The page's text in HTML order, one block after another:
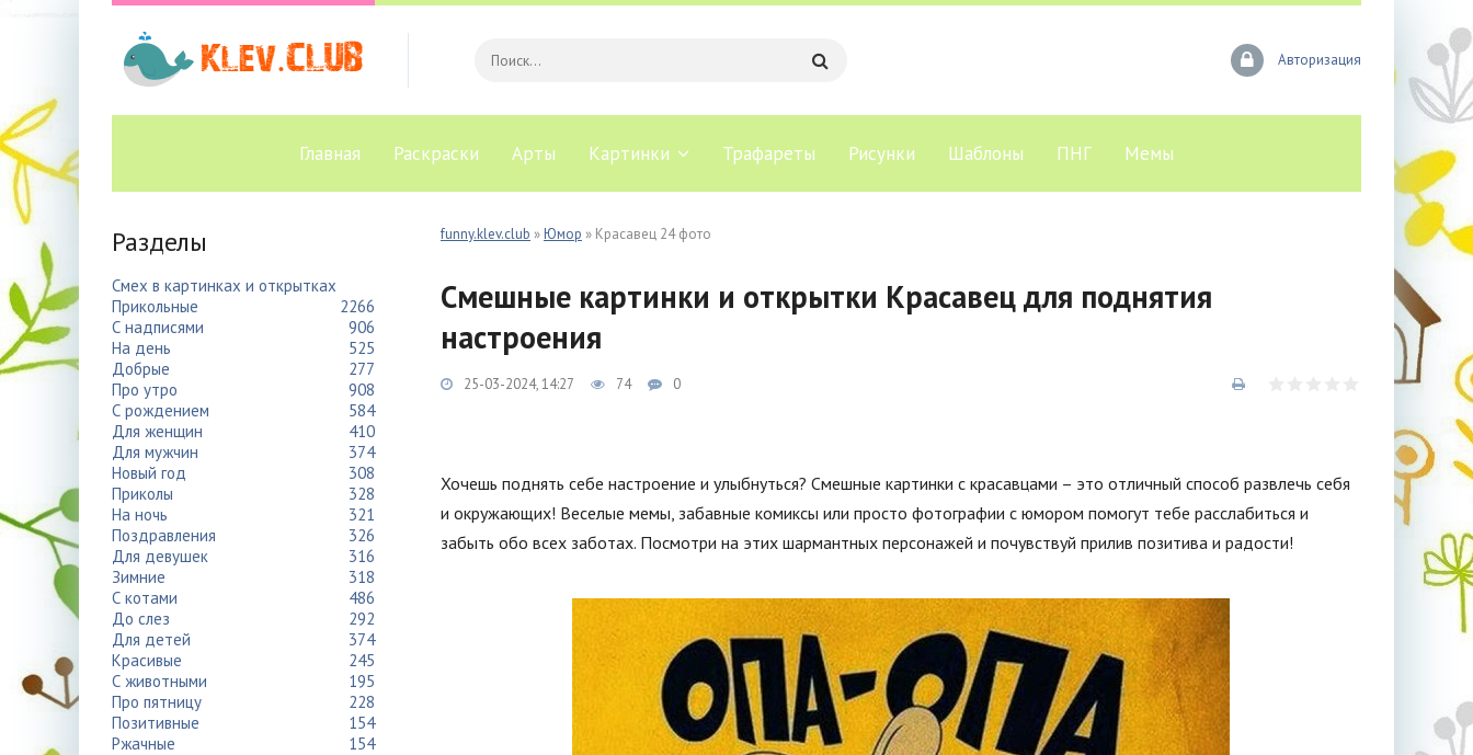
Авторизация
Главная Раскраски Арты Картинки Трафареты Рисунки Шаблоны ПНГ Мемы
funny.klev.club »Юмор » Красавец 24 фото
Смешные картинки и открытки Красавец для поднятия
настроения
25-03-2024, 14:27 74 0
Хочешь поднять себе настроение и улыбнуться? Смешные картинки с красавцами – это отличный способ развлечь себя
и окружающих! Веселые мемы, забавные комиксы или просто фотографии с юмором помогут тебе расслабиться и
забыть обо всех заботах. Посмотри на этих шармантных персонажей и почувствуй прилив позитива и радости!
Разделы
Смех в картинках и открытках
Прикольные
2266
С надписями
906
На день
525
Добрые
277
Про утро
908
С рождением
584
Для женщин
410
Для мужчин
374
Новый год
308
Приколы
328
На ночь
321
Поздравления
326
Для девушек
316
Зимние
318
С котами
486
До слез
292
Для детей
374
Красивые
245
С животными
195
Про пятницу
228
Позитивные
154
Ржачные
154